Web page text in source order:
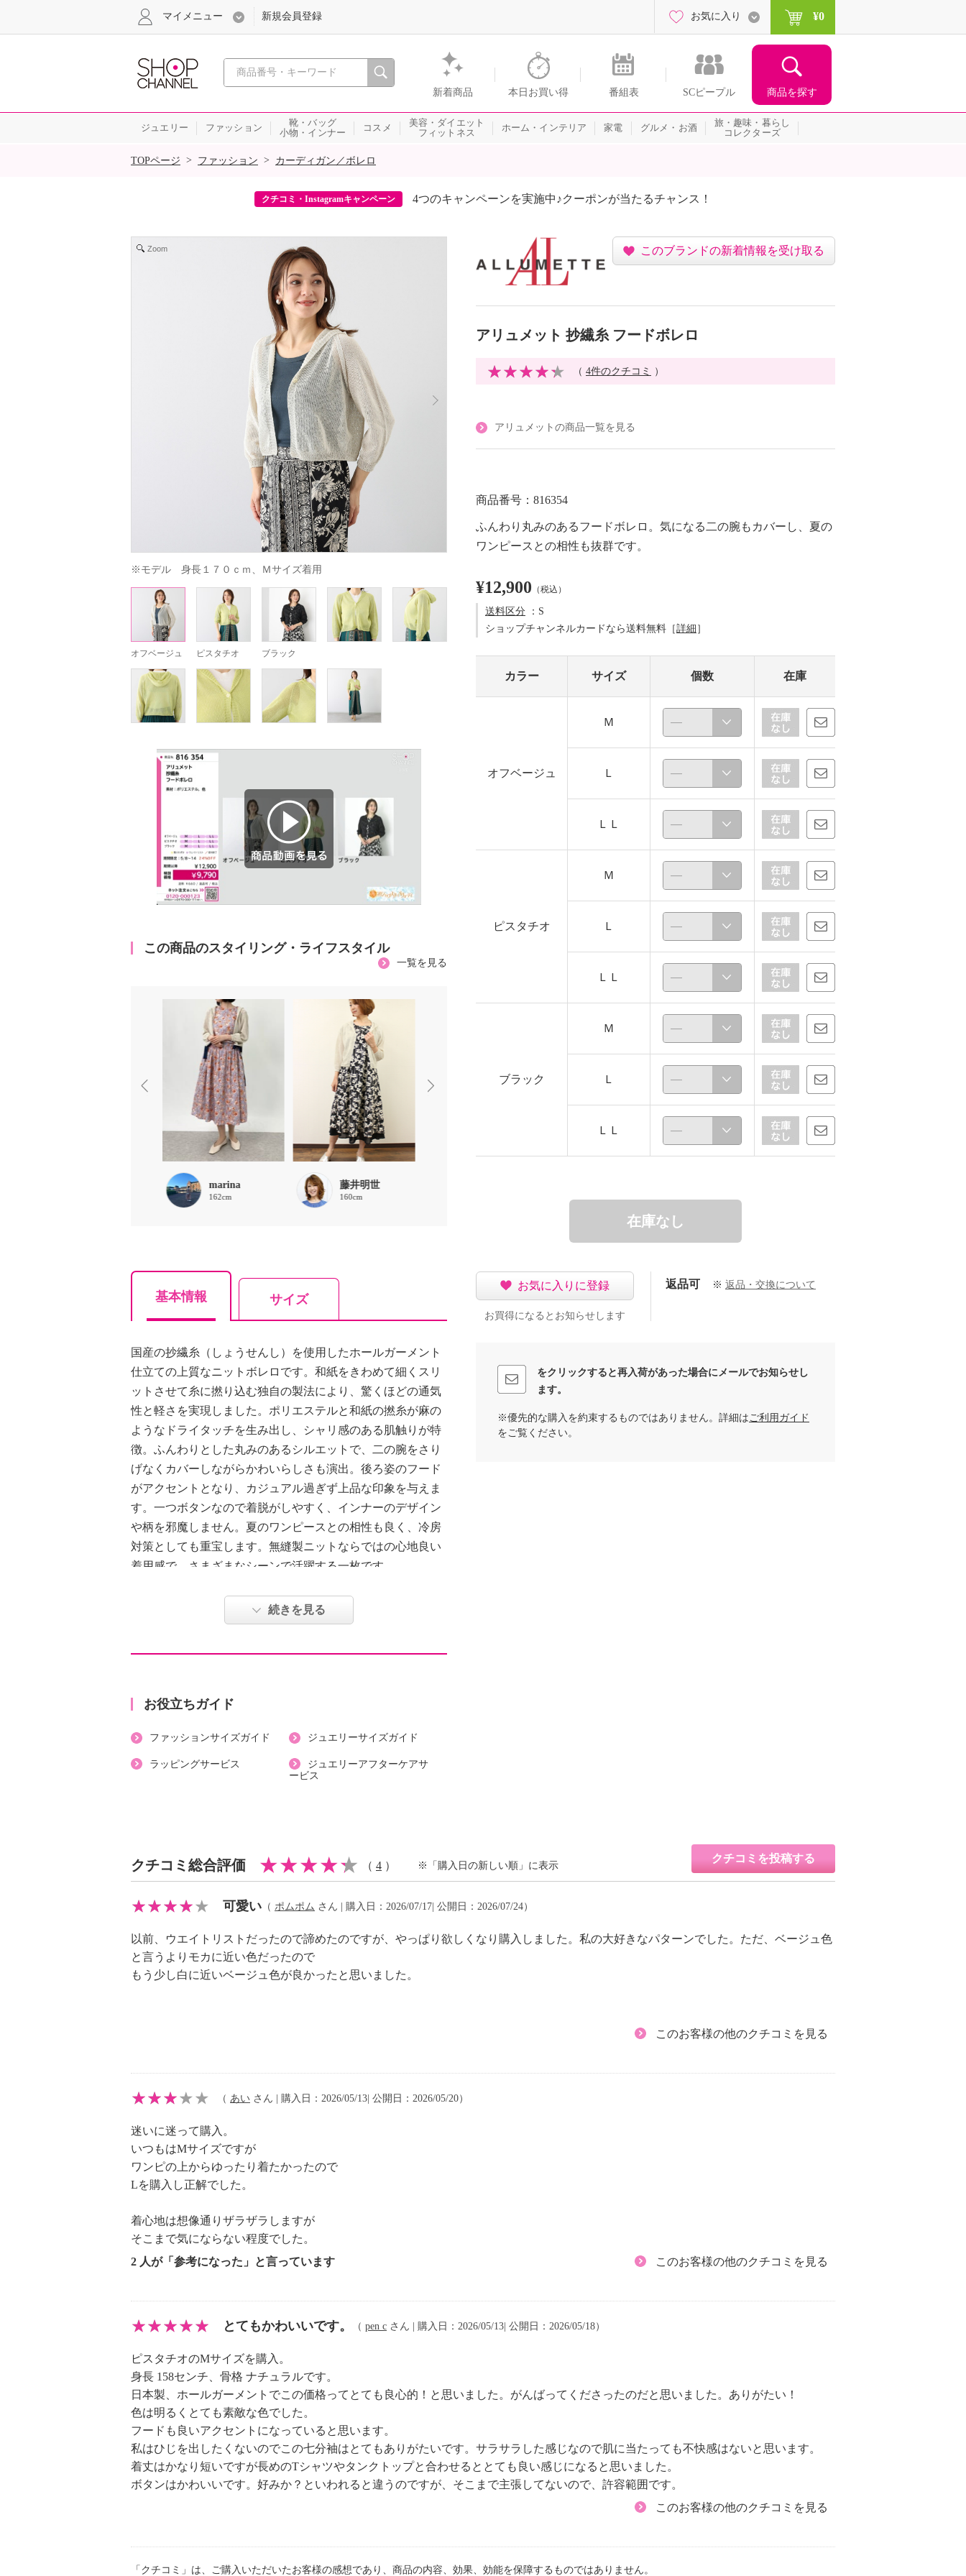
心おどる、瞬間を。通販・テレビショッピングのショップチャンネル
新着商品 本日お買い得 番組表 SCピープル 商品を探す
マイメニュー 新規会員登録 お気に入り ¥0
ジュエリー ファッション
靴・バッグ
小物・インナー
コスメ
美容・ダイエット
フィットネス
ホーム・インテリア 家電 グルメ・お酒
旅・趣味・暮らし
コレクターズ
SALE
TOPページ > ファッション > カーディガン／ボレロ
クチコミ・Instagramキャンペーン 4つのキャンペーンを実施中♪クーポンが当たるチャンス！
Zoom
※モデル　身長１７０ｃｍ、Ｍサイズ着用
オフベージュ ピスタチオ ブラック
この商品のスタイリング・ライフスタイル
一覧を見る
marina
162cm
藤井明世
160cm
基本情報 サイズ
国産の抄繊糸（しょうせんし）を使用したホールガーメント
仕立ての上質なニットボレロです。和紙をきわめて細くスリ
ットさせて糸に撚り込む独自の製法により、驚くほどの通気
性と軽さを実現しました。ポリエステルと和紙の撚糸が麻の
ようなドライタッチを生み出し、シャリ感のある肌触りが特
徴。ふんわりとした丸みのあるシルエットで、二の腕をさり
げなくカバーしながらかわいらしさも演出。後ろ姿のフード
がアクセントとなり、カジュアル過ぎず上品な印象を与えま
す。一つボタンなので着脱がしやすく、インナーのデザイン
や柄を邪魔しません。夏のワンピースとの相性も良く、冷房
対策としても重宝します。無縫製ニットならではの心地良い
着用感で、さまざまなシーンで活躍する一枚です。
・開きの場所：前中心
・裾スリット：なし
【素材】
・ポリエステル５４％、分類外繊維（和紙）４６％
【メンテナンス（絵表示ラベル）】
・自然乾燥：日陰のぬれ平干し
・アイロン仕上げ：可（低温）
・ウエットクリーニング：可
【メンテナンス（ケアラベル）】
・摩擦による色落ち、色移り注意
・ネット使用
続きを見る
お役立ちガイド
ファッションサイズガイド ジュエリーサイズガイド
ラッピングサービス
ジュエリーアフターケアサ
ービス
このブランドの新着情報を受け取る
アリュメット 抄繊糸 フードボレロ
（ 4件のクチコミ ）
アリュメットの商品一覧を見る
商品番号：816354
ふんわり丸みのあるフードボレロ。気になる二の腕もカバーし、夏の
ワンピースとの相性も抜群です。
¥12,900 （税込）
送料区分 ：S
ショップチャンネルカードなら送料無料［詳細 ］
カラー サイズ 個数 在庫
オフベージュ
Ｍ
Ｌ
ＬＬ
ピスタチオ
Ｍ
Ｌ
ＬＬ
ブラック
Ｍ
Ｌ
ＬＬ
在庫なし
お気に入りに登録
お買得になるとお知らせします
返品可 ※ 返品・交換について
をクリックすると再入荷があった場合にメールでお知らせし
ます。
※優先的な購入を約束するものではありません。詳細は ご利用ガイド
をご覧ください。
クチコミ総合評価 （ 4 ）
クチコミを投稿する
※「購入日の新しい順」に表示
可愛い （ ポムポム さん | 購入日：2026/07/17| 公開日：2026/07/24）
以前、ウエイトリストだったので諦めたのですが、やっぱり欲しくなり購入しました。私の大好きなパターンでした。ただ、ベージュ色
と言うよりモカに近い色だったので
もう少し白に近いベージュ色が良かったと思いました。
このお客様の他のクチコミを見る
（ あい さん | 購入日：2026/05/13| 公開日：2026/05/20）
迷いに迷って購入。
いつもはMサイズですが
ワンピの上からゆったり着たかったので
Lを購入し正解でした。
着心地は想像通りザラザラしますが
そこまで気にならない程度でした。
2 人が「参考になった」と言っています
このお客様の他のクチコミを見る
とてもかわいいです。 （ pen c さん | 購入日：2026/05/13| 公開日：2026/05/18）
ピスタチオのMサイズを購入。
身長 158センチ、骨格 ナチュラルです。
日本製、ホールガーメントでこの価格ってとても良心的！と思いました。がんばってくださったのだと思いました。ありがたい！
色は明るくとても素敵な色でした。
フードも良いアクセントになっていると思います。
私はひじを出したくないのでこの七分袖はとてもありがたいです。サラサラした感じなので肌に当たっても不快感はないと思います。
着丈はかなり短いですが長めのTシャツやタンクトップと合わせるととても良い感じになると思いました。
ボタンはかわいいです。好みか？といわれると違うのですが、そこまで主張してないので、許容範囲です。
このお客様の他のクチコミを見る
「クチコミ」は、ご購入いただいたお客様の感想であり、商品の内容、効果、効能を保障するものではありません。